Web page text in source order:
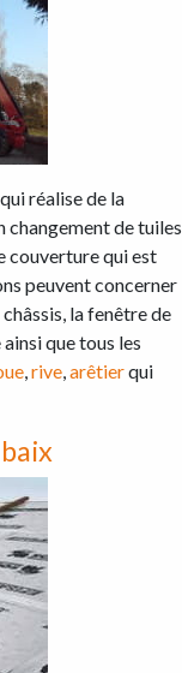
réalise de la
de tuiles
couverture qui est
peuvent concerner
la fenêtre de
que tous les
,rive,arêtierqui